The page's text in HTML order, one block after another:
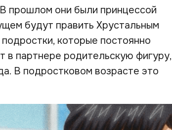
прошлом они были принцессой
будут править Хрустальным
которые постоянно
в партнере родительскую фигуру,
В подростковом возрасте это